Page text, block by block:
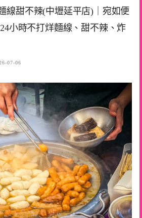
線甜不辣(中壢延平店)｜宛如便
小時不打烊麵線、甜不辣、炸
07-06